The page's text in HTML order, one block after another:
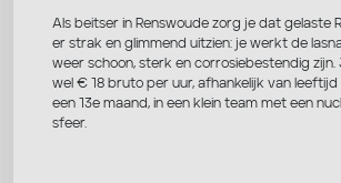
Als beitser in Renswoude zorg je dat gelaste
er strak en glimmend uitzien: je werkt de
weer schoon, sterk en corrosiebestendig
wel € 18 bruto per uur, afhankelijk van leeftijd
een 13e maand, in een klein team met een
sfeer.